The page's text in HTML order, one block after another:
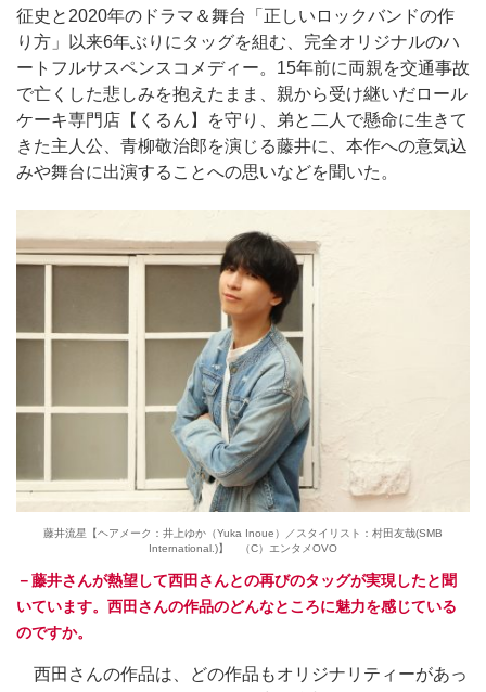
征史と2020年のドラマ＆舞台「正しいロックバンドの作
り方」以来6年ぶりにタッグを組む、完全オリジナルのハ
ートフルサスペンスコメディー。15年前に両親を交通事故
で亡くした悲しみを抱えたまま、親から受け継いだロール
ケーキ専門店【くるん】を守り、弟と二人で懸命に生きて
きた主人公、青柳敬治郎を演じる藤井に、本作への意気込
みや舞台に出演することへの思いなどを聞いた。
藤井流星【ヘアメーク：井上ゆか（Yuka Inoue）／スタイリスト：村田友哉(SMB
International.)】 （C）エンタメOVO
－藤井さんが熱望して西田さんとの再びのタッグが実現したと聞
いています。西田さんの作品のどんなところに魅力を感じている
のですか。
西田さんの作品は、どの作品もオリジナリティーがあっ